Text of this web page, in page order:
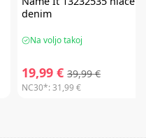
denim
Na voljo takoj
19,99 € 39,99 €
NC30*:31,99 €